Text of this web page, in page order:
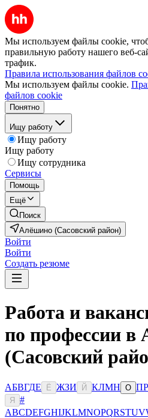
Мы используем файлы cookie,
правильную работу нашего веб-
трафик.
Правила использования файлов
Мы используем файлы cookie.
файлов cookie
Понятно
Ищу работу
Ищу работу
Ищу работу
Ищу сотрудника
Сервисы
Помощь
Ещё
Поиск
Алёшино (Сасовский район)
Войти
Войти
Создать резюме
Работа и
по профессии в
(Сасовский
АБВГДЕ Ё ЖЗИ Й КЛМН О ПР
Я
#
ABCDEFGHIJKLMNOPQRSTUV